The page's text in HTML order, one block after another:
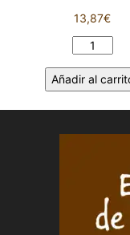
13,87€
TRES
KAREN
Añadir al